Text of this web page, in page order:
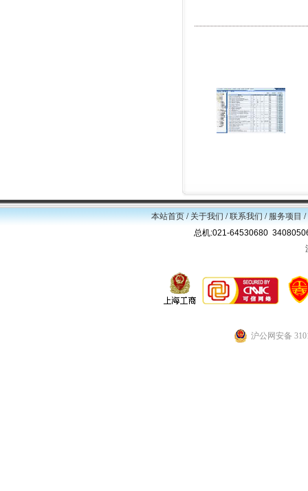
本站首页/关于我们/联系我们/服务项目/
总机:021-64530680
沪公网安备